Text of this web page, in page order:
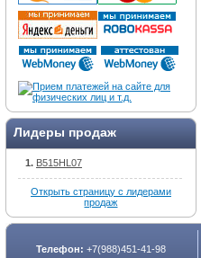
Лидеры продаж
B515HL07
Открыть страницу с лидерами
продаж
Телефон: +7(988)451-41-98